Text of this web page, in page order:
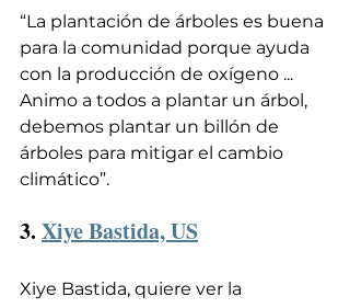
“La plantación de árboles es buena
para la comunidad porque ayuda
con la producción de oxígeno ...
Animo a todos a plantar un árbol,
debemos plantar un billón de
árboles para mitigar el cambio
climático”.
3. Xiye Bastida, US
Xiye Bastida, quiere ver la